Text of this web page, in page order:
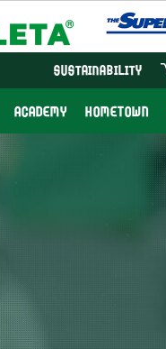
SUSTAINABILITY
ACADEMY HOMETOWN